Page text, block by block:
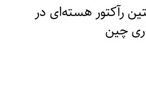
رآکتور هسته‌ای در
چین